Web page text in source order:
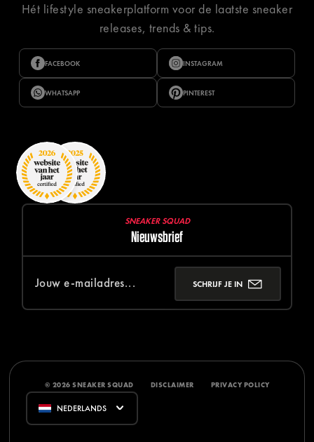
Hét lifestyle sneakerplatform voor de laatste sneaker
releases, trends & tips.
FACEBOOK INSTAGRAM
WHATSAPP PINTEREST
SNEAKER SQUAD
Nieuwsbrief
SCHRIJF JE IN
© 2026 SNEAKER SQUAD DISCLAIMER PRIVACY POLICY
NEDERLANDS